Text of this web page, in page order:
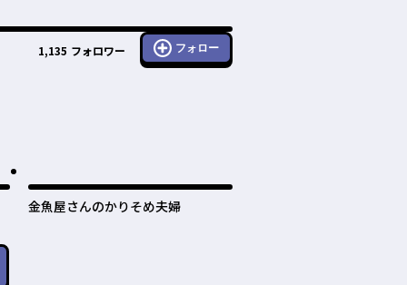
1,135 フォロワー フォロー
金魚屋さんのかりそめ夫婦